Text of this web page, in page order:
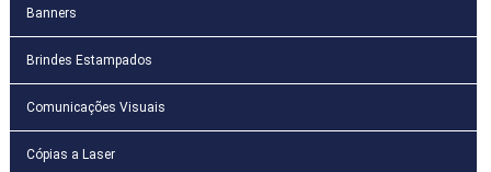
Banners
Brindes Estampados
Comunicações Visuais
Cópias a Laser